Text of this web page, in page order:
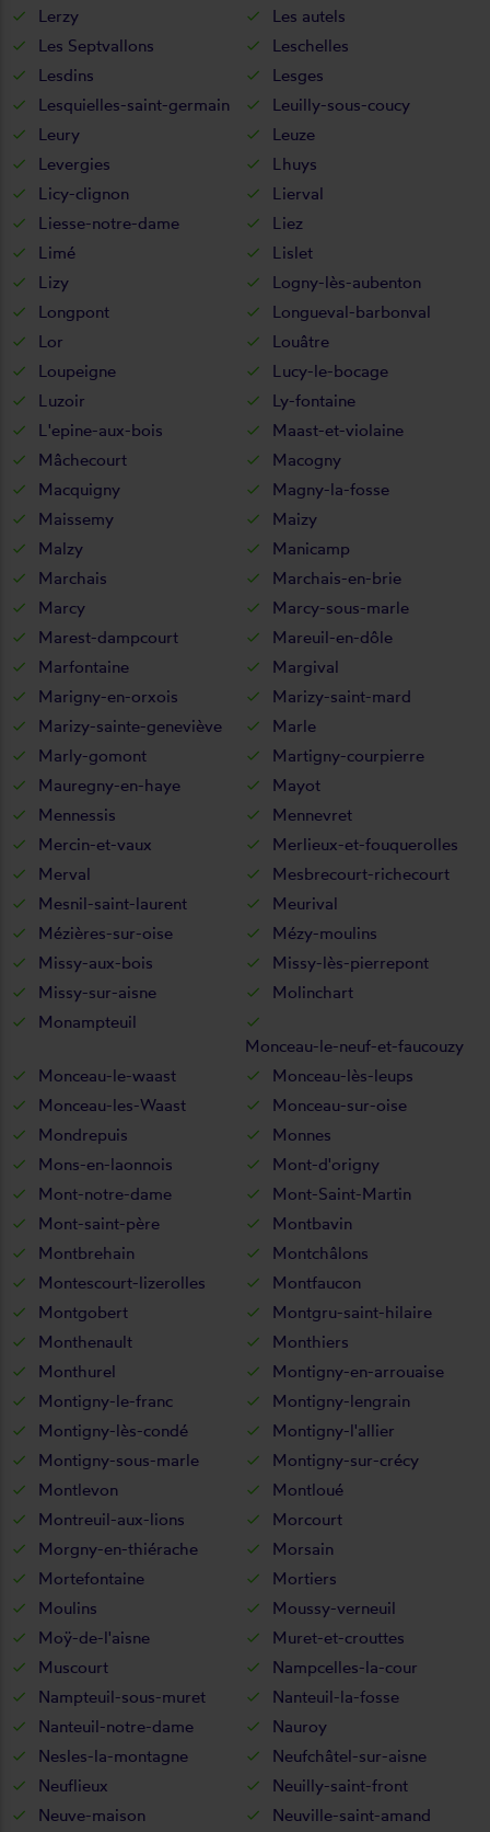
Lerzy
Les autels
Les Septvallons
Leschelles
Lesdins
Lesges
Lesquielles-saint-germain
Leuilly-sous-coucy
Leury
Leuze
Levergies
Lhuys
Licy-clignon
Lierval
Liesse-notre-dame
Liez
Limé
Lislet
Lizy
Logny-lès-aubenton
Longpont
Longueval-barbonval
Lor
Louâtre
Loupeigne
Lucy-le-bocage
Luzoir
Ly-fontaine
L'epine-aux-bois
Maast-et-violaine
Mâchecourt
Macogny
Macquigny
Magny-la-fosse
Maissemy
Maizy
Malzy
Manicamp
Marchais
Marchais-en-brie
Marcy
Marcy-sous-marle
Marest-dampcourt
Mareuil-en-dôle
Marfontaine
Margival
Marigny-en-orxois
Marizy-saint-mard
Marizy-sainte-geneviève
Marle
Marly-gomont
Martigny-courpierre
Mauregny-en-haye
Mayot
Mennessis
Mennevret
Mercin-et-vaux
Merlieux-et-fouquerolles
Merval
Mesbrecourt-richecourt
Mesnil-saint-laurent
Meurival
Mézières-sur-oise
Mézy-moulins
Missy-aux-bois
Missy-lès-pierrepont
Missy-sur-aisne
Molinchart
Monampteuil
Monceau-le-neuf-et-faucouzy
Monceau-le-waast
Monceau-lès-leups
Monceau-les-Waast
Monceau-sur-oise
Mondrepuis
Monnes
Mons-en-laonnois
Mont-d'origny
Mont-notre-dame
Mont-Saint-Martin
Mont-saint-père
Montbavin
Montbrehain
Montchâlons
Montescourt-lizerolles
Montfaucon
Montgobert
Montgru-saint-hilaire
Monthenault
Monthiers
Monthurel
Montigny-en-arrouaise
Montigny-le-franc
Montigny-lengrain
Montigny-lès-condé
Montigny-l'allier
Montigny-sous-marle
Montigny-sur-crécy
Montlevon
Montloué
Montreuil-aux-lions
Morcourt
Morgny-en-thiérache
Morsain
Mortefontaine
Mortiers
Moulins
Moussy-verneuil
Moÿ-de-l'aisne
Muret-et-crouttes
Muscourt
Nampcelles-la-cour
Nampteuil-sous-muret
Nanteuil-la-fosse
Nanteuil-notre-dame
Nauroy
Nesles-la-montagne
Neufchâtel-sur-aisne
Neuflieux
Neuilly-saint-front
Neuve-maison
Neuville-saint-amand